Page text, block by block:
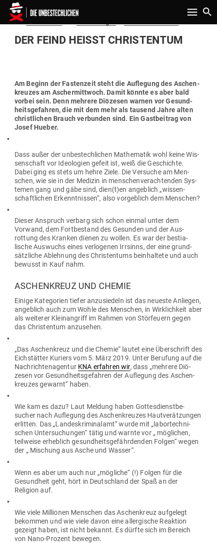
Toggle
Am
DER FEIND HEISST CHRISTENTUM
Am Beginn der Fas­tenzeit steht die Auf­legung des Aschen­
kreuzes am Ascher­mittwoch. Damit könnte es aber bald
vorbei sein. Denn mehrere Diö­zesen warnen vor Gesund­
heits­ge­fahren, die mit dem mehr als tausend Jahre alten
christ­lichen Brauch ver­bunden sind. Ein Gast­beitrag von
Josef Hueber.
Dass außer der unbe­stech­lichen Mathe­matik wohl keine Wis­
sen­schaft vor Ideo­logien gefeit ist, weiß die Geschichte.
Dabei ging es stets um hehre Ziele. Die Ver­suche am Men­
schen, wie sie in der Medizin in men­schen­ver­ach­tenden Sys­
temen gang und gäbe sind, dien(t)en angeblich „wis­sen­
schaft­lichen Erkennt­nissen“, also vor­geblich dem Menschen?
Dieser Anspruch verbarg sich schon einmal unter dem
Vorwand, dem Fort­be­stand des Gesunden und der Aus­
rottung des Kranken dienen zu wollen. Es war der bes­tia­
lische Aus­wuchs eines ver­lo­genen Irr­sinns, der eine grund­
sätz­liche Ablehnung des Chris­tentums beinhaltete und auch
bewusst in Kauf nahm.
ASCHEN­KREUZ UND CHEMIE
Einige Kate­gorien tiefer anzu­siedeln ist das neueste Anliegen,
angeblich auch zum Wohle des Men­schen, in Wirk­lichkeit aber
als wei­terer Klein­an­griff im Rahmen von Stör­feuern gegen
das Chris­tentum anzusehen.
„Das Aschen­kreuz und die Chemie“ lautet eine Über­schrift des
Eich­stätter Kuriers vom 5. März 2019. Unter Berufung auf die
Nach­rich­ten­agentur KNA erfahren wir, dass „mehrere Diö­
zesen vor Gesund­heits­ge­fahren der Auf­legung des Aschen­
kreuzes gewarnt“ haben.
Wie kam es dazu? Laut Meldung haben Got­tes­dienst­be­
sucher nach Auf­legung des Aschen­kreuzes Haut­ver­ät­zungen
erlitten. Das „Lan­des­kri­mi­nalamt“ wurde mit „labor­tech­ni­
schen Unter­su­chungen“ tätig und warnte vor „ mög­lichen,
teil­weise erheblich gesund­heits­ge­fähr­denden Folgen“ wegen
der „ Mischung aus Asche und Wasser“.
Wenn es aber um auch nur „mög­liche“ (!) Folgen für die
Gesundheit geht, hört in Deutschland der Spaß an der
Religion auf.
Wie viele Mil­lionen Men­schen das Aschen­kreuz auf­gelegt
bekommen und wie viele davon eine all­er­gische Reaktion
gezeigt haben, ist nicht bekannt. Es dürfte sich im Bereich
von Nano-Prozent bewegen.